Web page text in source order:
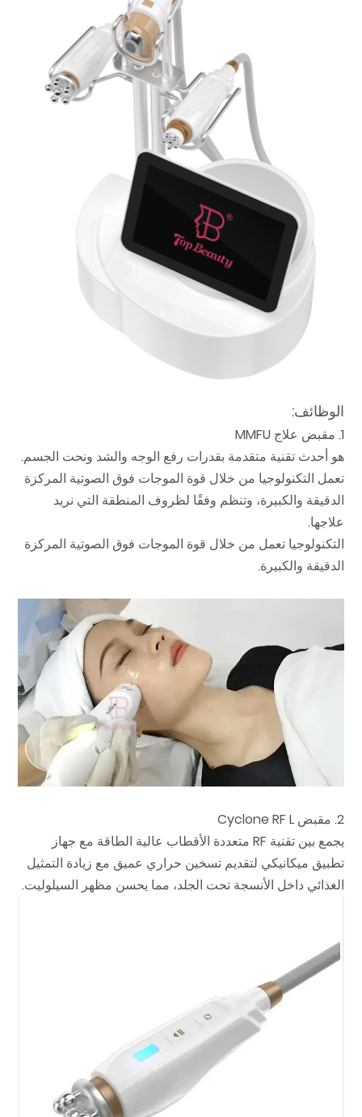
الوظائف:
1. مقبض علاج MMFU
هو أحدث تقنية متقدمة بقدرات رفع الوجه والشد ونحت الجسم.
تعمل التكنولوجيا من خلال قوة الموجات فوق الصوتية المركزة
الدقيقة والكبيرة، وتنظم وفقًا لظروف المنطقة التي نريد
علاجها.
التكنولوجيا تعمل من خلال قوة الموجات فوق الصوتية المركزة
الدقيقة والكبيرة.
2. مقبض Cyclone RF L
يجمع بين تقنية RF متعددة الأقطاب عالية الطاقة مع جهاز
تطبيق ميكانيكي لتقديم تسخين حراري عميق مع زيادة التمثيل
الغذائي داخل الأنسجة تحت الجلد، مما يحسن مظهر السيلوليت.